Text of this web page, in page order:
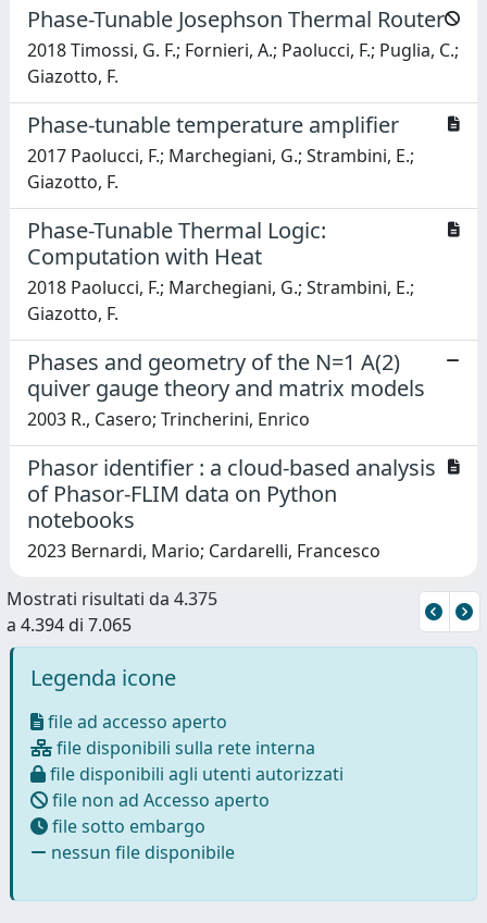
Phase-Tunable Josephson Thermal Router
2018 Timossi, G. F.; Fornieri, A.; Paolucci, F.; Puglia, C.;
Giazotto, F.
Phase-tunable temperature amplifier
2017 Paolucci, F.; Marchegiani, G.; Strambini, E.;
Giazotto, F.
Phase-Tunable Thermal Logic:
Computation with Heat
2018 Paolucci, F.; Marchegiani, G.; Strambini, E.;
Giazotto, F.
Phases and geometry of the N=1 A(2)
quiver gauge theory and matrix models
2003 R., Casero; Trincherini, Enrico
Phasor identifier : a cloud-based analysis
of Phasor-FLIM data on Python
notebooks
2023 Bernardi, Mario; Cardarelli, Francesco
Mostrati risultati da 4.375
a 4.394 di 7.065
Legenda icone
file ad accesso aperto
file disponibili sulla rete interna
file disponibili agli utenti autorizzati
file non ad Accesso aperto
file sotto embargo
nessun file disponibile